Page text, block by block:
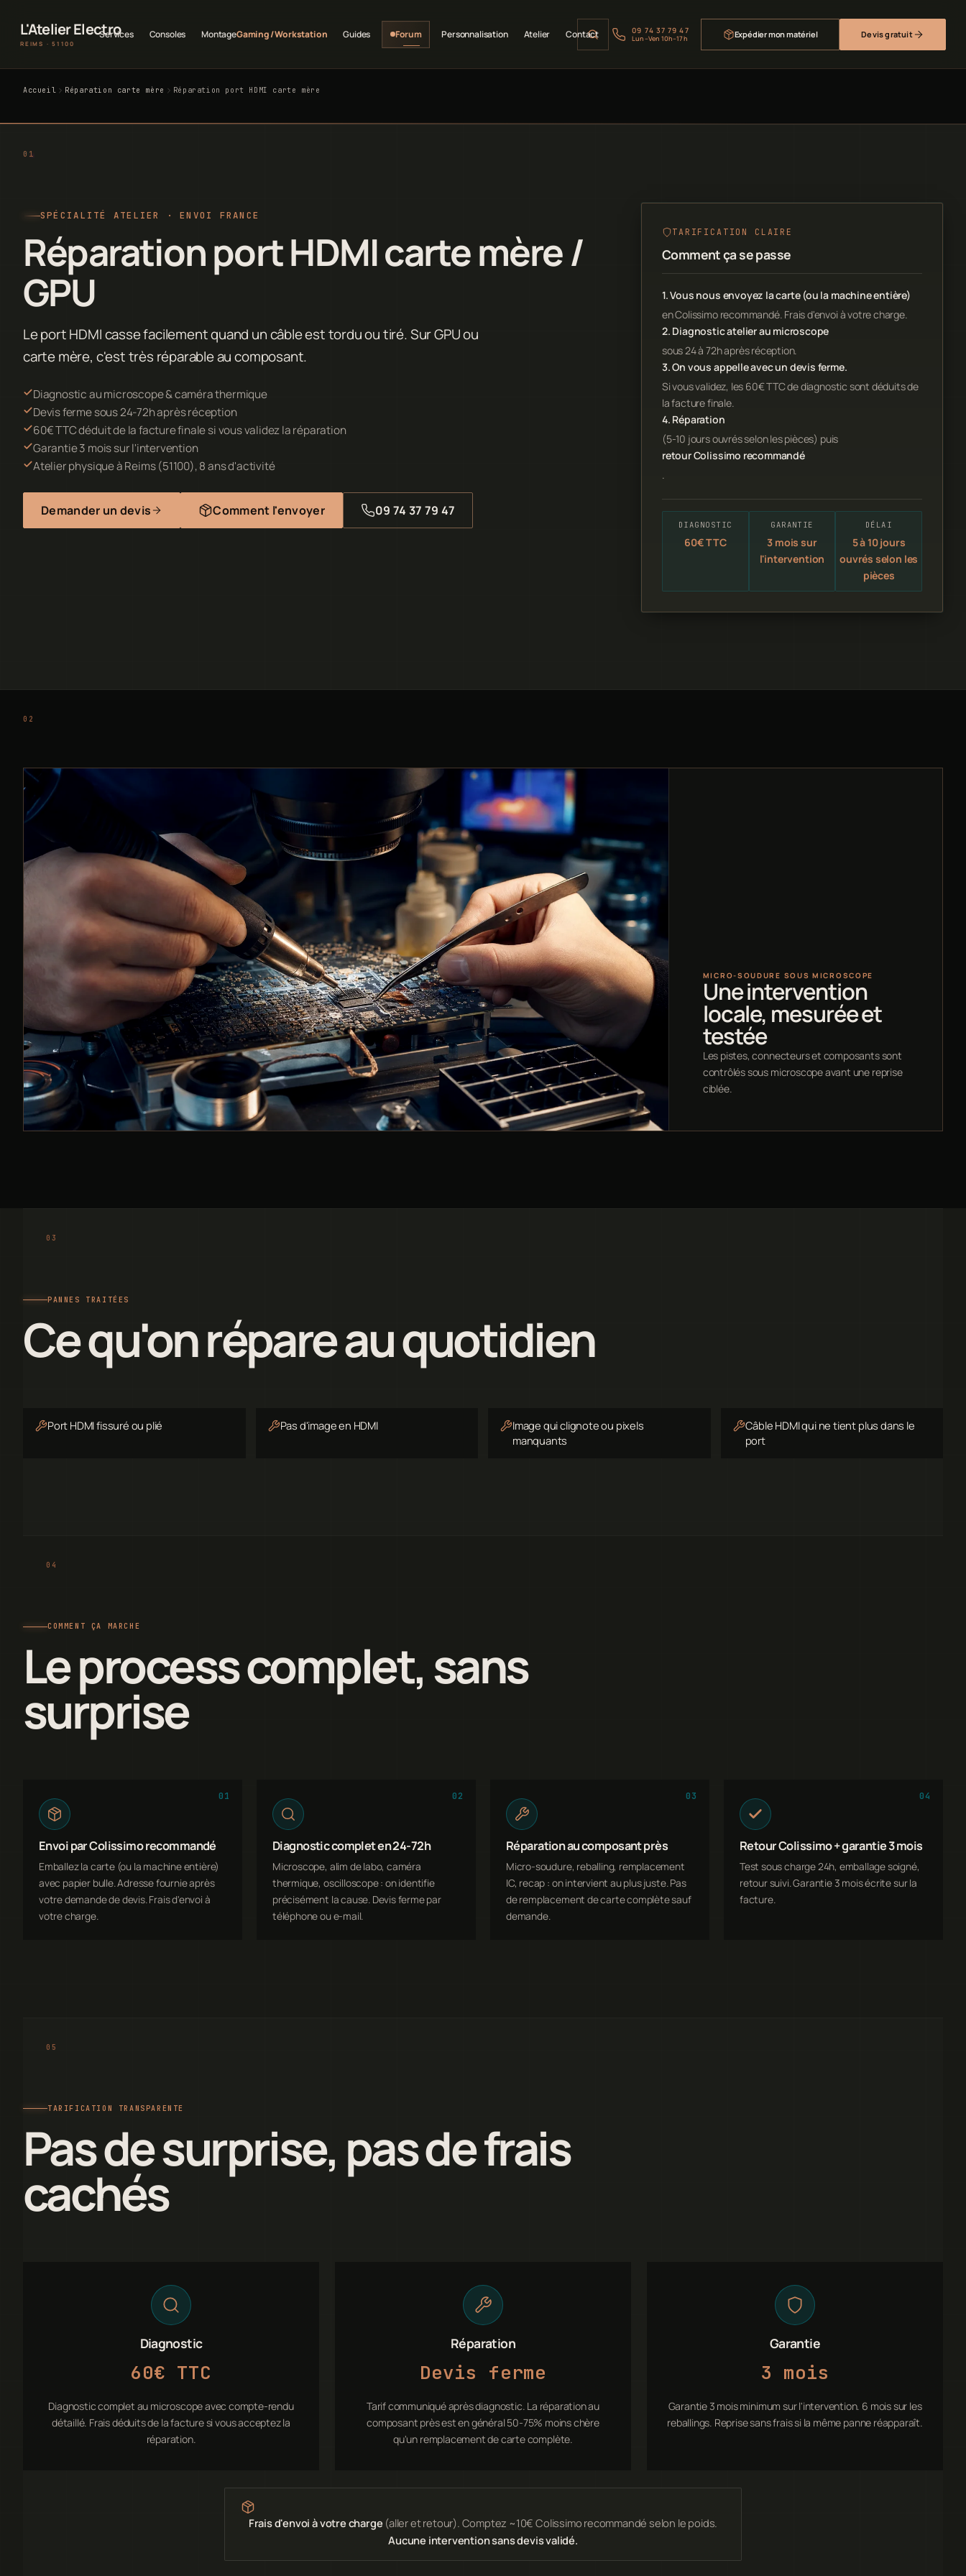
L'Atelier Electro
REIMS · 51100
Services Consoles MontageGaming / Workstation Guides Forum Personnalisation Atelier Contact 09 74 37 79 47
Lun–Ven 10h–17h Expédier mon matériel Devis gratuit
Accueil Réparation carte mère Réparation port HDMI carte mère
SPÉCIALITÉ ATELIER · ENVOI FRANCE
Réparation port HDMI carte mère /
GPU
Le port HDMI casse facilement quand un câble est tordu ou tiré. Sur GPU ou
carte mère, c'est très réparable au composant.
Diagnostic au microscope & caméra thermique
Devis ferme sous 24-72h après réception
60€ TTC déduit de la facture finale si vous validez la réparation
Garantie 3 mois sur l'intervention
Atelier physique à Reims (51100), 8 ans d'activité
Demander un devis Comment l'envoyer 09 74 37 79 47
TARIFICATION CLAIRE
Comment ça se passe
1. Vous nous envoyez la carte (ou la machine entière)
en Colissimo recommandé. Frais d'envoi à votre charge.
2. Diagnostic atelier au microscope
sous 24 à 72h après réception.
3. On vous appelle avec un devis ferme.
Si vous validez, les 60€ TTC de diagnostic sont déduits de
la facture finale.
4. Réparation
(5-10 jours ouvrés selon les pièces) puis
retour Colissimo recommandé
DIAGNOSTIC
60€ TTC
GARANTIE
3 mois sur
l'intervention
DÉLAI
5 à 10 jours
ouvrés selon les
pièces
MICRO-SOUDURE SOUS MICROSCOPE
Une intervention
locale, mesurée et
testée
Les pistes, connecteurs et composants sont
contrôlés sous microscope avant une reprise
ciblée.
PANNES TRAITÉES
Ce qu'on répare au quotidien
Port HDMI fissuré ou plié Pas d'image en HDMI
Image qui clignote ou pixels
manquants
Câble HDMI qui ne tient plus dans le
port
COMMENT ÇA MARCHE
Le process complet, sans
surprise
01
Envoi par Colissimo recommandé
Emballez la carte (ou la machine entière)
avec papier bulle. Adresse fournie après
votre demande de devis. Frais d'envoi à
votre charge.
02
Diagnostic complet en 24-72h
Microscope, alim de labo, caméra
thermique, oscilloscope : on identifie
précisément la cause. Devis ferme par
téléphone ou e-mail.
03
Réparation au composant près
Micro-soudure, reballing, remplacement
IC, recap : on intervient au plus juste. Pas
de remplacement de carte complète sauf
demande.
04
Retour Colissimo + garantie 3 mois
Test sous charge 24h, emballage soigné,
retour suivi. Garantie 3 mois écrite sur la
facture.
TARIFICATION TRANSPARENTE
Pas de surprise, pas de frais
cachés
Diagnostic
60€ TTC
Diagnostic complet au microscope avec compte-rendu
détaillé. Frais déduits de la facture si vous acceptez la
réparation.
Réparation
Devis ferme
Tarif communiqué après diagnostic. La réparation au
composant près est en général 50-75% moins chère
qu'un remplacement de carte complète.
Garantie
3 mois
Garantie 3 mois minimum sur l'intervention. 6 mois sur les
reballings. Reprise sans frais si la même panne réapparaît.
Frais d'envoi à votre charge(aller et retour). Comptez ~10€ Colissimo recommandé selon le poids.
Aucune intervention sans devis validé.